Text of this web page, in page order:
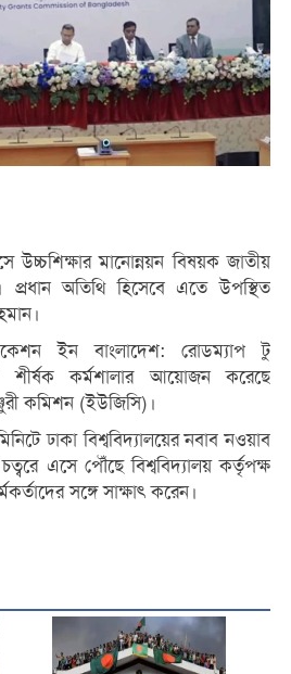
উচ্চশিক্ষার মানোন্নয়ন বিষয়ক জাতীয়
প্রধান অতিথি হিসেবে এতে উপস্থিত
ইন বাংলাদেশ: রোডম্যাপ টু
শীর্ষক কর্মশালার আয়োজন করেছে
কমিশন (ইউজিসি)।
ঢাকা বিশ্ববিদ্যালয়ের নবাব নওয়াব
এসে পৌঁছে বিশ্ববিদ্যালয় কর্তৃপক্ষ
সঙ্গে সাক্ষাৎ করেন।